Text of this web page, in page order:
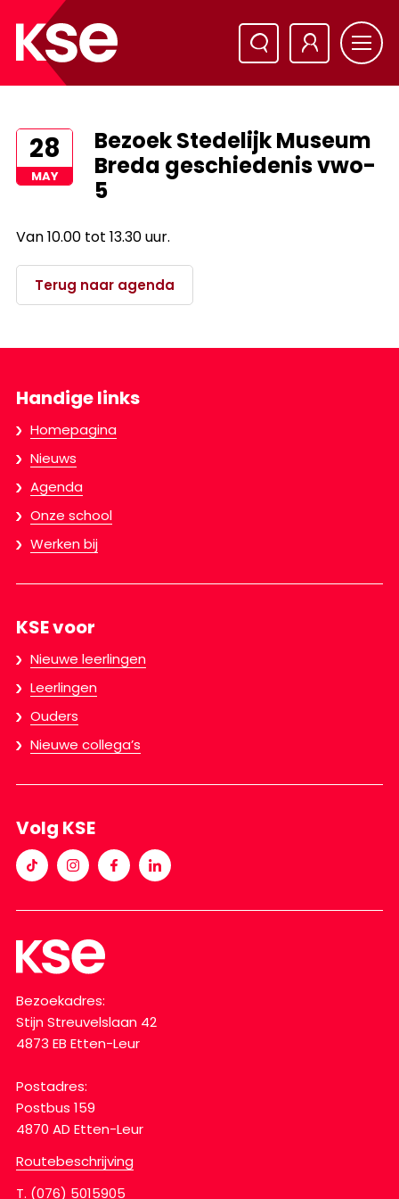
28
MAY
Bezoek Stedelijk Museum
Breda geschiedenis vwo-
5
Van 10.00 tot 13.30 uur.
Terug naar agenda
Handige links
Homepagina
Nieuws
Agenda
Onze school
Werken bij
KSE voor
Nieuwe leerlingen
Leerlingen
Ouders
Nieuwe collega’s
Volg KSE
Bezoekadres:
Stijn Streuvelslaan 42
4873 EB Etten-Leur
Postadres:
Postbus 159
4870 AD Etten-Leur
Routebeschrijving
T. (076) 5015905